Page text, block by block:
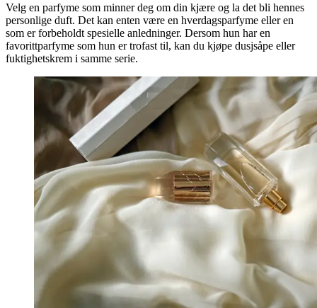
Velg en parfyme som minner deg om din kjære og la det bli hennes
personlige duft. Det kan enten være en hverdagsparfyme eller en
som er forbeholdt spesielle anledninger. Dersom hun har en
favorittparfyme som hun er trofast til, kan du kjøpe dusjsåpe eller
fuktighetskrem i samme serie.